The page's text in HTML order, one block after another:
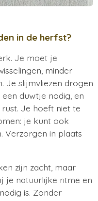
in de herfst?
Je moet je
minder
Je slijmvliezen drogen
duwtje nodig, en
Je hoeft niet te
je kunt ook
Verzorgen in plaats
zijn zacht, maar
je natuurlijke ritme en
is. Zonder